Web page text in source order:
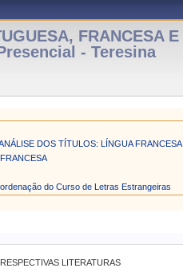
FRANCESA E
- Teresina
DOS TÍTULOS: LÍNGUA FRANCESA
do Curso de Letras Estrangeiras
LITERATURAS